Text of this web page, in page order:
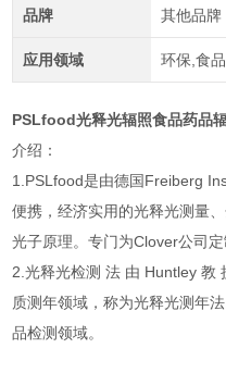
品牌 其他品牌
应用领域 环保,食
PSLfood光释光辐照食品药品
介绍：
1.PSLfood是由德国Freiberg
便携，经济实用的光释光测量
光子原理。专门为Clover公司定
2.光释光检测 法 由 Huntley 教
质测年领域，称为光释光测年
品检测领域。